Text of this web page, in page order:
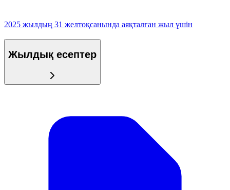
2025 жылдың 31 желтоқсанында аяқталған жыл үшін
Жылдық есептер